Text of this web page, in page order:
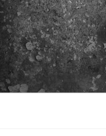
Zum
Inhalt
springen